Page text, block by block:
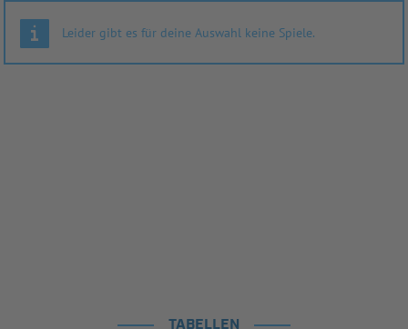
Leider gibt es für deine Auswahl keine Spiele.
TABELLEN